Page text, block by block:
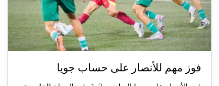
فوز مهم للأنصار على حساب جويا